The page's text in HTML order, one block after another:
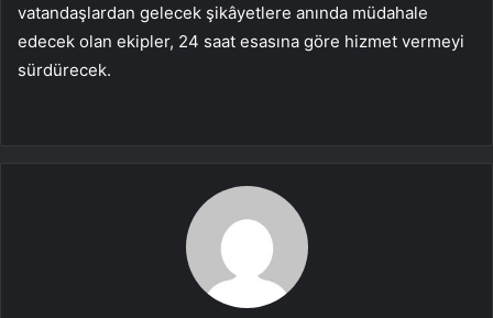
vatandaşlardan gelecek şikâyetlere anında müdahale
edecek olan ekipler, 24 saat esasına göre hizmet vermeyi
sürdürecek.